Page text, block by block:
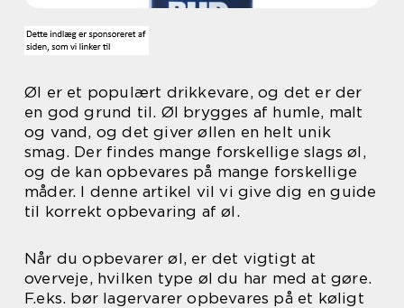
Øl er et populært drikkevare, og det er der
en god grund til. Øl brygges af humle, malt
og vand, og det giver øllen en helt unik
smag. Der findes mange forskellige slags øl,
og de kan opbevares på mange forskellige
måder. I denne artikel vil vi give dig en guide
til korrekt opbevaring af øl.
Når du opbevarer øl, er det vigtigt at
overveje, hvilken type øl du har med at gøre.
F.eks. bør lagervarer opbevares på et køligt